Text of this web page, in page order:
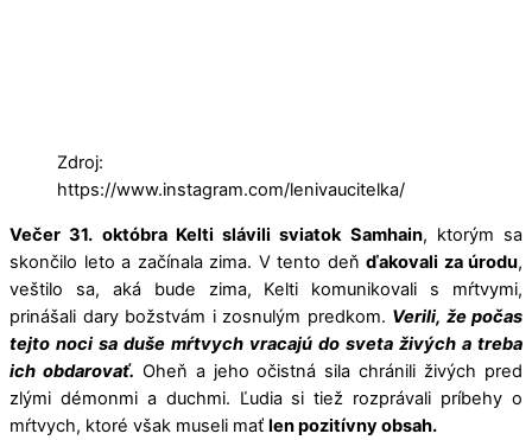
Zdroj:
https://www.instagram.com/lenivaucitelka/
Večer 31. októbra Kelti slávili sviatok Samhain, ktorým sa
skončilo leto a začínala zima. V tento deň ďakovali za úrodu,
veštilo sa, aká bude zima, Kelti komunikovali s mŕtvymi,
prinášali dary božstvám i zosnulým predkom. Verili, že počas
tejto noci sa duše mŕtvych vracajú do sveta živých a treba
ich obdarovať. Oheň a jeho očistná sila chránili živých pred
zlými démonmi a duchmi. Ľudia si tiež rozprávali príbehy o
mŕtvych, ktoré však museli mať len pozitívny obsah.